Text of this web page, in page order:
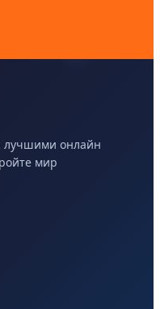
лучшими онлайн
мир